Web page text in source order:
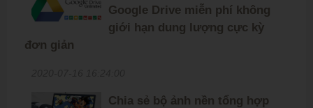
Google Drive miễn phí không
giới hạn dung lượng cực kỳ
đơn giản
Chia sẻ bộ ảnh nền tổng hợp